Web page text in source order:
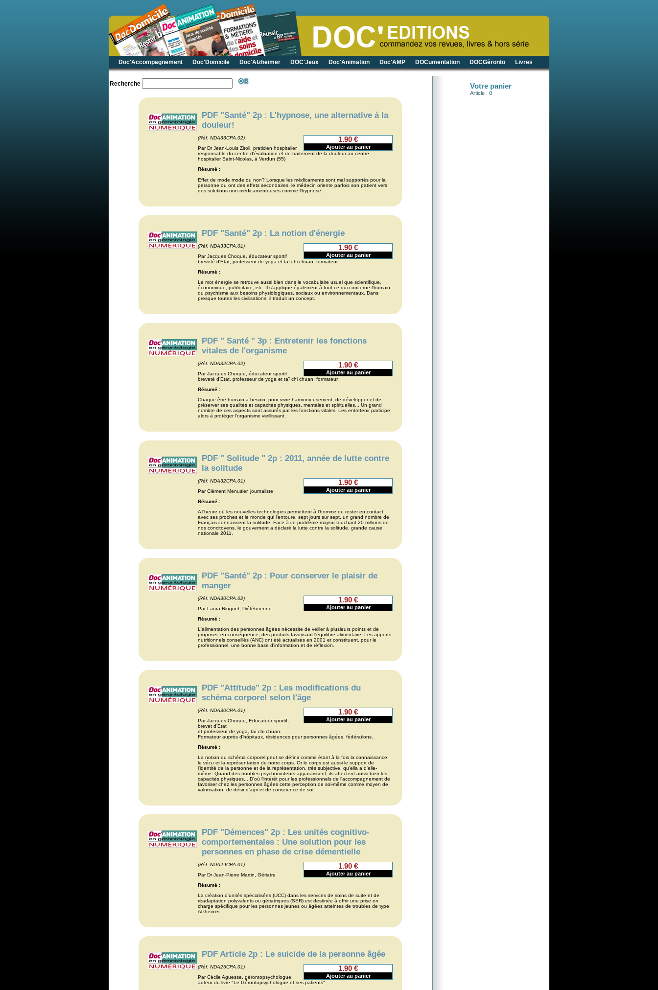
Doc'Accompagnement Doc'Domicile Doc'Alzheimer DOC'Jeux Doc'Animation Doc'AMP DOCumentation DOCGéronto Livres
Recherche
PDF "Santé" 2p : L'hypnose, une alternative à la
douleur!
1.90 €
(Réf. NDA33CPA.02)
Par Dr Jean-Louis Zitoli, praticien hospitalier,
responsable du centre d'évaluation et de traitement de la douleur au centre
hospitalier Saint-Nicolas, à Verdun (55)
Résumé :
Effet de mode mode ou non? Lorsque les médicaments sont mal supportés pour la
personne ou ont des effets secondaires, le médecin oriente parfois son patient vers
des solutions non médicamenteuses comme l'hypnose.
PDF "Santé" 2p : La notion d'énergie
1.90 €
(Réf. NDA33CPA.01)
Par Jacques Choque, éducateur sportif
breveté d'Etat, professeur de yoga et taï chi chuan, formateur.
Résumé :
Le mot énergie se retrouve aussi bien dans le vocabulaire usuel que scientifique,
économique, publicitaire, etc. Il s'applique également à tout ce qui concerne l'humain,
du psychisme aux besoins physiologiques, sociaux ou environnementaux. Dans
presque toutes les civilisations, il traduit un concept.
PDF " Santé " 3p : Entretenir les fonctions
vitales de l'organisme
1.90 €
(Réf. NDA32CPA.02)
Par Jacques Choque, éducateur sportif
breveté d'Etat, professeur de yoga et taï chi chuan, formateur.
Résumé :
Chaque être humain a besoin, pour vivre harmonieusement, de développer et de
préserver ses qualités et capacités physiques, mentales et spirituelles... Un grand
nombre de ces aspects sont assurés par les fonctions vitales. Les entretenir participe
alors à protéger l'organisme vieillissant.
PDF " Solitude " 2p : 2011, année de lutte contre
la solitude
1.90 €
(Réf. NDA32CPA.01)
Par Clément Menusier, journaliste
Résumé :
A l'heure où les nouvelles technologies permettent à l'homme de rester en contact
avec ses proches et le monde qui l'entoure, sept jours sur sept, un grand nombre de
Français connaissent la solitude. Face à ce problème majeur touchant 20 millions de
nos concitoyens, le gouvernent a déclaré la lutte contre la solitude, grande cause
nationale 2011.
PDF "Santé" 2p : Pour conserver le plaisir de
manger
1.90 €
(Réf. NDA30CPA.02)
Par Laura Ringuet, Diététicienne
Résumé :
L'alimentation des personnes âgées nécessite de veiller à plusieurs points et de
proposer, en conséquence; des produits favorisant l'équilibre alimentaire. Les apports
nutritionnels conseillés (ANC) ont été actualisés en 2001 et constituent, pour le
professionnel, une bonne base d'information et de réflexion.
PDF "Attitude" 2p : Les modifications du
schéma corporel selon l'âge
1.90 €
(Réf. NDA30CPA.01)
Par Jacques Choque, Educateur sportif,
brevet d'Etat
et professeur de yoga, taï chi chuan.
Formateur auprès d'hôpitaux, résidences pour personnes âgées, fédérations.
Résumé :
La notion du schéma corporel peut se définir comme étant à la fois la connaissance,
le vécu et la représentation de notre corps. Or le corps est aussi le support de
l'identité de la personne et de la représentation, très subjective, qu'ella a d'elle-
même. Quand des troubles psychomoteurs apparaissent, ils affectent aussi bien les
capacités physiques... D'où l'intérêt pour les professionnels de l'accompagnement de
favoriser chez les personnes âgées cette perception de soi-même comme moyen de
valorisation, de désir d'agir et de conscience de soi.
PDF "Démences" 2p : Les unités cognitivo-
comportementales : Une solution pour les
personnes en phase de crise démentielle
1.90 €
(Réf. NDA29CPA.01)
Par Dr Jean-Pierre Martin, Gériatre
Résumé :
La création d'unités spécialisées (UCC) dans les services de soins de suite et de
réadaptation polyvalents ou gériatriques (SSR) est destinée à offrir une prise en
charge spécifique pour les personnes jeunes ou âgées atteintes de troubles de type
Alzheimer.
PDF Article 2p : Le suicide de la personne âgée
1.90 €
(Réf. NDA25CPA.01)
Par Cécile Aguesse, gérontopsychologue,
auteur du livre "Le Gérontopsychologue et ses patients"
Votre panier
Article : 0